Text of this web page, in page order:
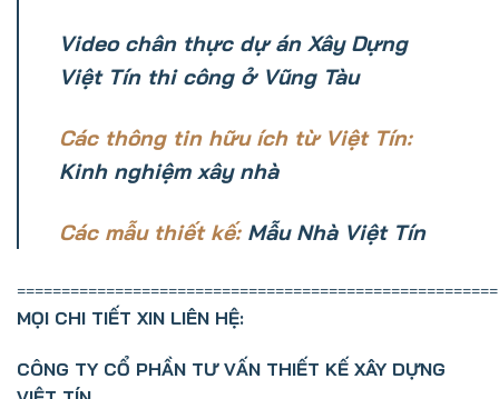
Video chân thực dự án Xây Dựng
Việt Tín thi công ở Vũng Tàu
Các thông tin hữu ích từ Việt Tín:
Kinh nghiệm xây nhà
Các mẫu thiết kế: Mẫu Nhà Việt Tín
======================================================
MỌI CHI TIẾT XIN LIÊN HỆ:
CÔNG TY CỔ PHẦN TƯ VẤN THIẾT KẾ XÂY DỰNG